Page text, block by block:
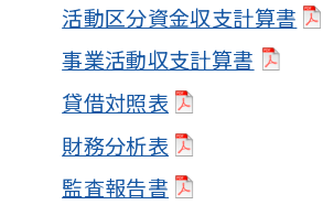
活動区分資金収支計算書
事業活動収支計算書
貸借対照表
財務分析表
監査報告書